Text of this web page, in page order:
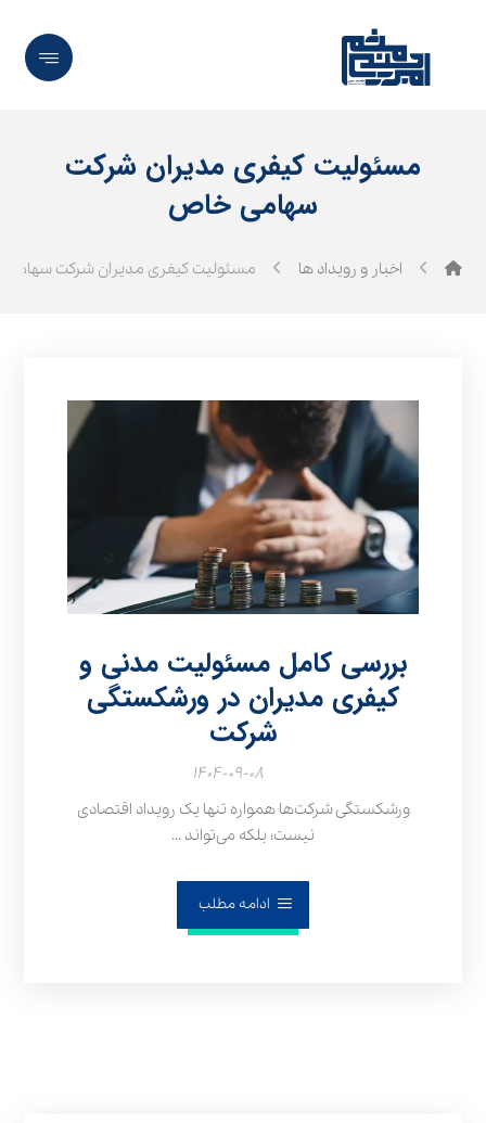
مسئولیت کیفری مدیران شرکت
سهامی خاص
اخبار و رویداد ها مسئولیت کیفری مدیران شرکت
بررسی کامل مسئولیت مدنی و
کیفری مدیران در ورشکستگی
شرکت
۱۴۰۴-۰۹-۰۸
ورشکستگی شرکت‌ها همواره تنها یک رویداد اقتصادی
نیست؛ بلکه می‌تواند ...
ادامه مطلب